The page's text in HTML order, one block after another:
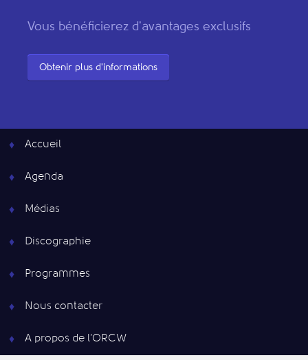
Vous bénéficierez d'avantages exclusifs
Obtenir plus d'informations
Accueil
Agenda
Médias
Discographie
Programmes
Nous contacter
A propos de l’ORCW